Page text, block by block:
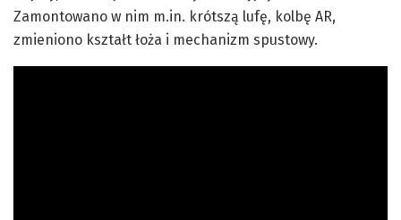
Zamontowano w nim m.in. krótszą lufę, kolbę AR,
zmieniono kształt łoża i mechanizm spustowy.